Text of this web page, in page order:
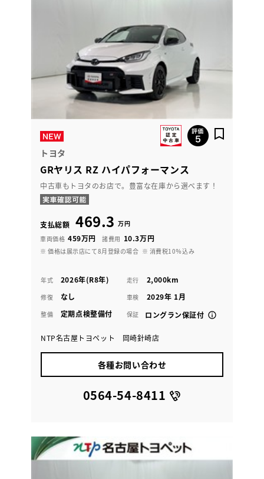
トヨタ
GRヤリス RZ ハイパフォーマンス
中古車もトヨタのお店で。豊富な在庫から選べます！
支払総額 469.3 万円
車両価格 459万円 諸費用 10.3万円
※ 価格は展示店にて8月登録の場合 ※ 消費税10％込み
年式 2026年(R8年) 走行 2,000km
修復 なし 車検 2029年 1月
整備 定期点検整備付 保証 ロングラン保証付
NTP名古屋トヨペット 岡崎針崎店
各種お問い合わせ
0564-54-8411